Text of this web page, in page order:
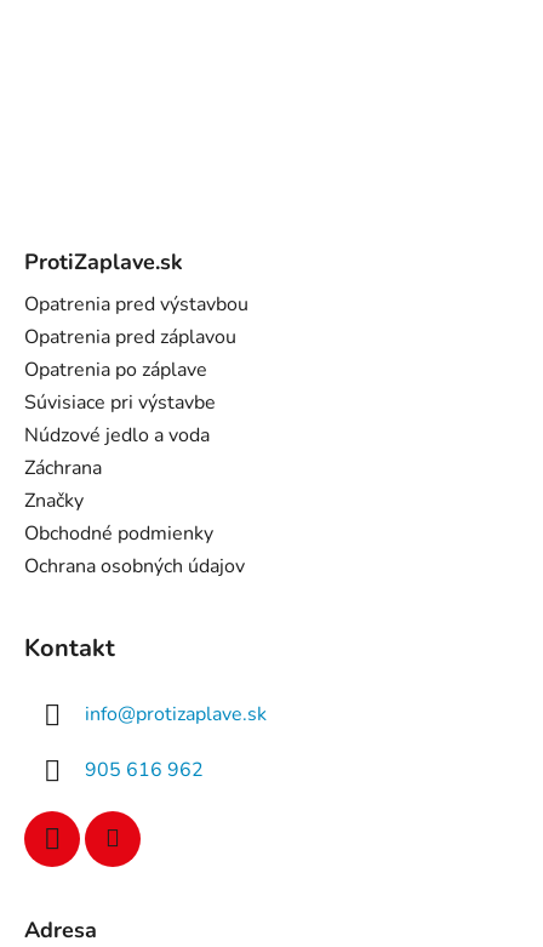
ProtiZaplave.sk
Opatrenia pred výstavbou
Opatrenia pred záplavou
Opatrenia po záplave
Súvisiace pri výstavbe
Núdzové jedlo a voda
Záchrana
Značky
Obchodné podmienky
Ochrana osobných údajov
Kontakt
info@protizaplave.sk
905 616 962
Adresa